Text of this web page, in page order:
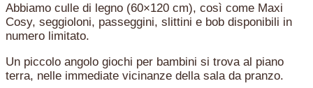
Abbiamo culle di legno (60×120 cm), così come Maxi
Cosy, seggioloni, passeggini, slittini e bob disponibili in
numero limitato.
Un piccolo angolo giochi per bambini si trova al piano
terra, nelle immediate vicinanze della sala da pranzo.